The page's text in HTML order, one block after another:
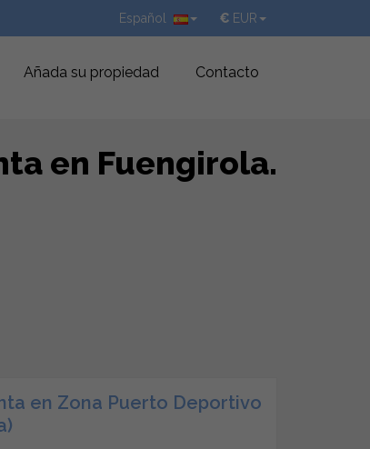
€ EUR
Español
Añada su propiedad Contacto
en Fuengirola.
en Zona Puerto Deportivo